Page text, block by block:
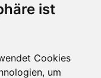
ist
Cookies
um